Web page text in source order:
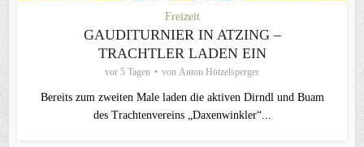
Freizeit
GAUDITURNIER IN ATZING –
TRACHTLER LADEN EIN
vor 5 Tagen von Anton Hötzelsperger
Bereits zum zweiten Male laden die aktiven Dirndl und Buam
des Trachtenvereins „Daxenwinkler“...